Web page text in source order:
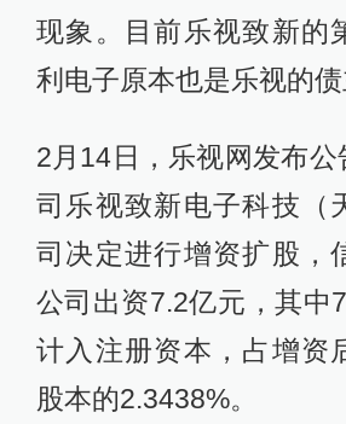
现象。目前乐视致新的
利电子原本也是乐视的债
2月14日，乐视网发布公
司乐视致新电子科技（
司决定进行增资扩股，
公司出资7.2亿元，其中
计入注册资本，占增资
股本的2.3438%。